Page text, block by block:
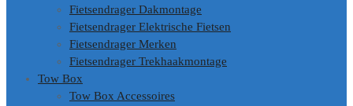
Fietsendrager Dakmontage
Fietsendrager Elektrische Fietsen
Fietsendrager Merken
Fietsendrager Trekhaakmontage
Tow Box
Tow Box Accessoires